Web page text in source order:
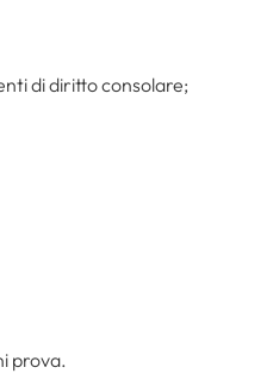
di diritto consolare;
prova.